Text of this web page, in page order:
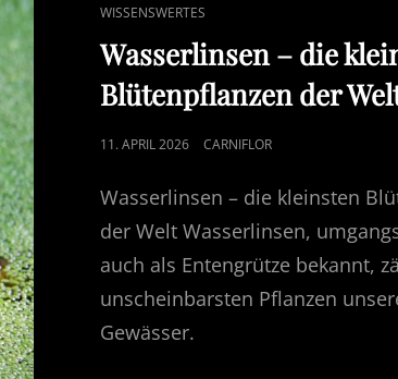
CAT
LINKS
WISSENSWERTES
Wasserlinsen – die
Blütenpflanzen der
POSTED
11. APRIL 2026 CARNIFLOR
Wasserlinsen – die kleinsten
der Welt Wasserlinsen,
auch als Entengrütze bekannt,
unscheinbarsten Pflanzen
Gewässer.